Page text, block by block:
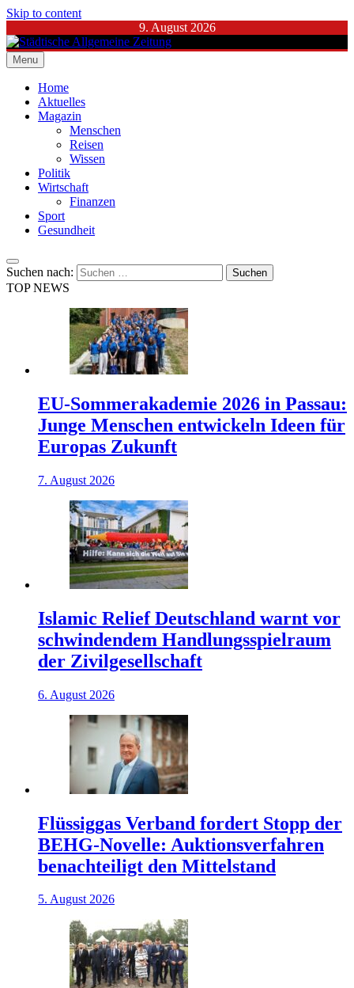
Skip to content
9. August 2026
Städtische Allgemeine Zeitung
Menu
Home
Aktuelles
Magazin
Menschen
Reisen
Wissen
Politik
Wirtschaft
Finanzen
Sport
Gesundheit
Suchen nach:
TOP NEWS
EU-Sommerakademie 2026 in Passau:
Junge Menschen entwickeln Ideen für
Europas Zukunft
7. August 2026
Islamic Relief Deutschland warnt vor
schwindendem Handlungsspielraum
der Zivilgesellschaft
6. August 2026
Flüssiggas Verband fordert Stopp der
BEHG-Novelle: Auktionsverfahren
benachteiligt den Mittelstand
5. August 2026